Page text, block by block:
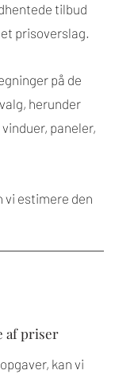
tilbud
prisoverslag.
på de
herunder
paneler,
vi estimere den
af priser
kan vi